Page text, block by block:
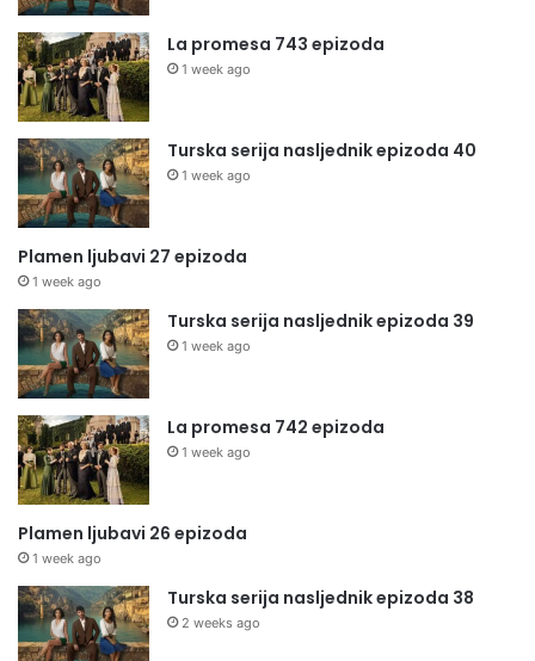
La promesa 743 epizoda
1 week ago
Turska serija nasljednik epizoda 40
1 week ago
Plamen ljubavi 27 epizoda
1 week ago
Turska serija nasljednik epizoda 39
1 week ago
La promesa 742 epizoda
1 week ago
Plamen ljubavi 26 epizoda
1 week ago
Turska serija nasljednik epizoda 38
2 weeks ago